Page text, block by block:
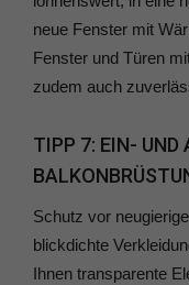
neue Fenster mit
Fenster und Türen
zudem auch
TIPP 7: EIN- UND
Schutz vor
blickdichte
Ihnen transparente